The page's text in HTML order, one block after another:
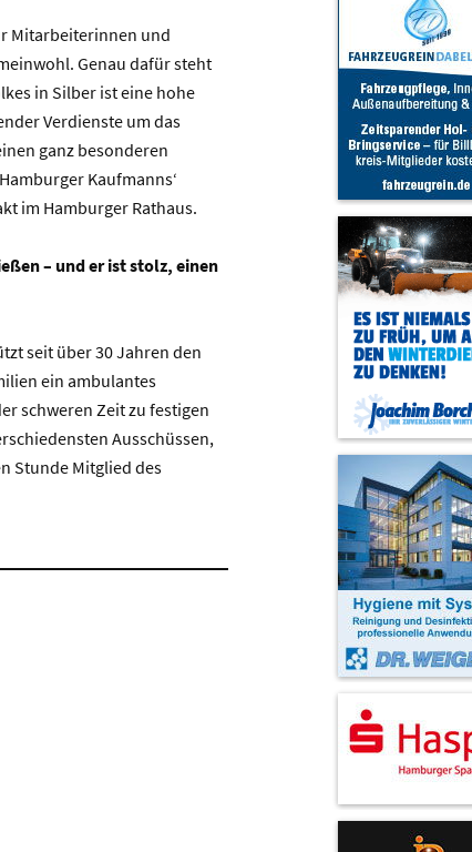
Mitarbeiterinnen und
Genau dafür steht
in Silber ist eine hohe
Verdienste um das
ganz besonderen
Kaufmanns‘
im Hamburger Rathaus.
– und er ist stolz, einen
seit über 30 Jahren den
ein ambulantes
schweren Zeit zu festigen
Ausschüssen,
Stunde Mitglied des